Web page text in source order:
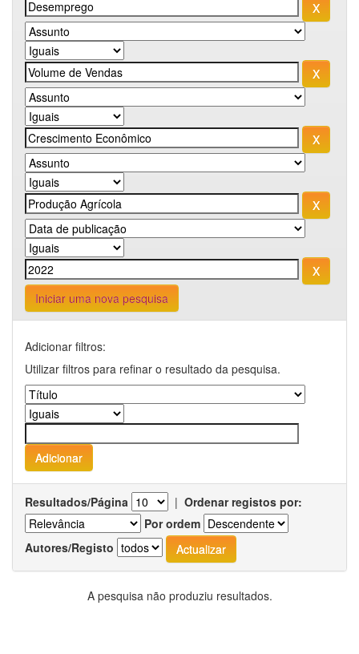
Iniciar uma nova pesquisa
Adicionar filtros:
Utilizar filtros para refinar o resultado da pesquisa.
Resultados/Página | Ordenar registos por:
Por ordem
Autores/Registo
A pesquisa não produziu resultados.